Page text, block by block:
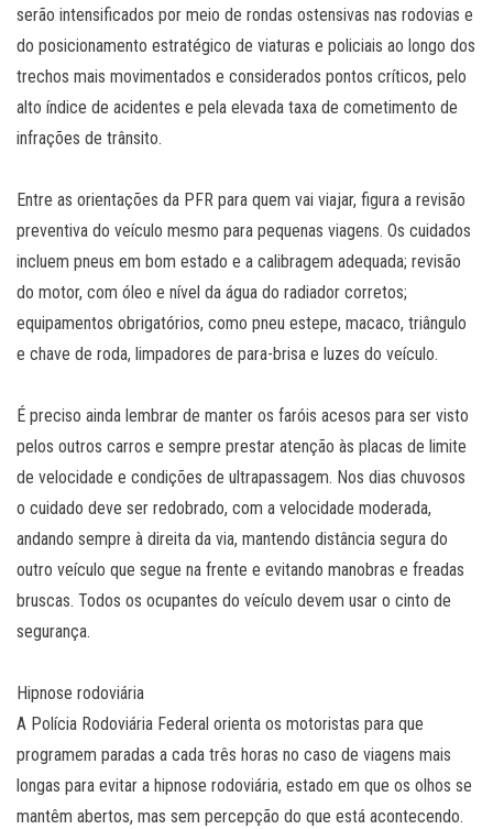
serão intensificados por meio de rondas ostensivas nas rodovias e
do posicionamento estratégico de viaturas e policiais ao longo dos
trechos mais movimentados e considerados pontos críticos, pelo
alto índice de acidentes e pela elevada taxa de cometimento de
infrações de trânsito.
Entre as orientações da PFR para quem vai viajar, figura a revisão
preventiva do veículo mesmo para pequenas viagens. Os cuidados
incluem pneus em bom estado e a calibragem adequada; revisão
do motor, com óleo e nível da água do radiador corretos;
equipamentos obrigatórios, como pneu estepe, macaco, triângulo
e chave de roda, limpadores de para-brisa e luzes do veículo.
É preciso ainda lembrar de manter os faróis acesos para ser visto
pelos outros carros e sempre prestar atenção às placas de limite
de velocidade e condições de ultrapassagem. Nos dias chuvosos
o cuidado deve ser redobrado, com a velocidade moderada,
andando sempre à direita da via, mantendo distância segura do
outro veículo que segue na frente e evitando manobras e freadas
bruscas. Todos os ocupantes do veículo devem usar o cinto de
segurança.
Hipnose rodoviária
A Polícia Rodoviária Federal orienta os motoristas para que
programem paradas a cada três horas no caso de viagens mais
longas para evitar a hipnose rodoviária, estado em que os olhos se
mantêm abertos, mas sem percepção do que está acontecendo.